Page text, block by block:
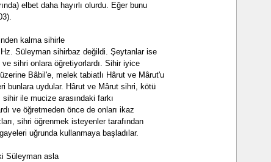
elbet daha hayırlı olurdu. Eğer bunu
kalma sihirle
Süleyman sihirbaz değildi. Şeytanlar ise
sihri onlara öğretiyorlardı. Sihir iyice
Bâbil'e, melek tabiatlı Hârut ve Mârut'u
bunlara uydular. Hârut ve Mârut sihri, kötü
ile mucize arasındaki farkı
ve öğretmeden önce de onları ikaz
sihri öğrenmek isteyenler tarafından
uğrunda kullanmaya başladılar.
Süleyman asla